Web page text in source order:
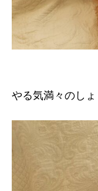
やる気満々のし